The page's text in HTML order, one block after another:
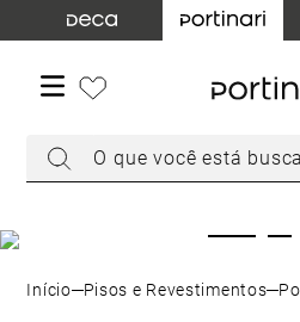
O que você está buscando
Pisos e Revestimentos
TERMOS MAIS BUSCADOS
cuba
chuveiro
4º
acabamento registro